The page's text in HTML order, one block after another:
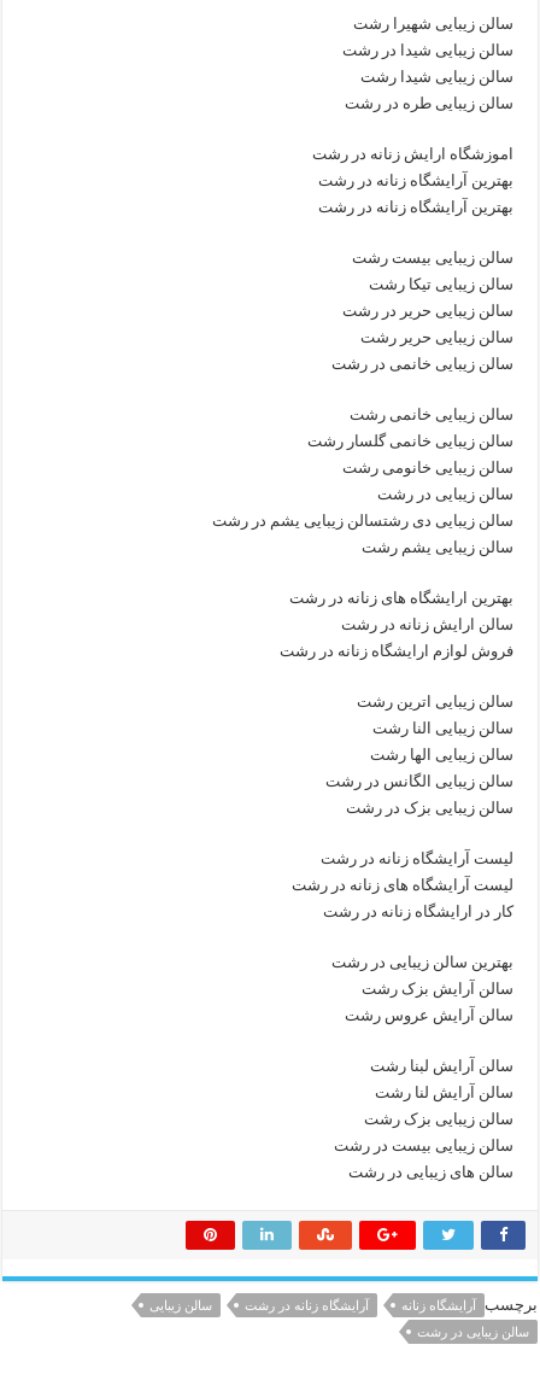
سالن زیبایی شهیرا رشت
سالن زیبایی شیدا در رشت
سالن زیبایی شیدا رشت
سالن زیبایی طره در رشت
اموزشگاه ارایش زنانه در رشت
بهترین آرایشگاه زنانه در رشت
بهترین آرایشگاه زنانه در رشت
سالن زیبایی بیست رشت
سالن زیبایی تیکا رشت
سالن زیبایی حریر در رشت
سالن زیبایی حریر رشت
سالن زیبایی خانمی در رشت
سالن زیبایی خانمی رشت
سالن زیبایی خانمی گلسار رشت
سالن زیبایی خانومی رشت
سالن زیبایی در رشت
سالن زیبایی دی رشتسالن زیبایی یشم در رشت
سالن زیبایی یشم رشت
بهترین ارایشگاه های زنانه در رشت
سالن ارایش زنانه در رشت
فروش لوازم ارایشگاه زنانه در رشت
سالن زیبایی اترین رشت
سالن زیبایی النا رشت
سالن زیبایی الها رشت
سالن زیبایی الگانس در رشت
سالن زیبایی بزک در رشت
لیست آرایشگاه زنانه در رشت
لیست آرایشگاه های زنانه در رشت
کار در ارایشگاه زنانه در رشت
بهترین سالن زیبایی در رشت
سالن آرایش بزک رشت
سالن آرایش عروس رشت
سالن آرایش لبنا رشت
سالن آرایش لنا رشت
سالن زیبایی بزک رشت
سالن زیبایی بیست در رشت
سالن های زیبایی در رشت
برچسب آرایشگاه زنانه آرایشگاه زنانه در رشت
سالن زیبایی
سالن زیبایی در رشت